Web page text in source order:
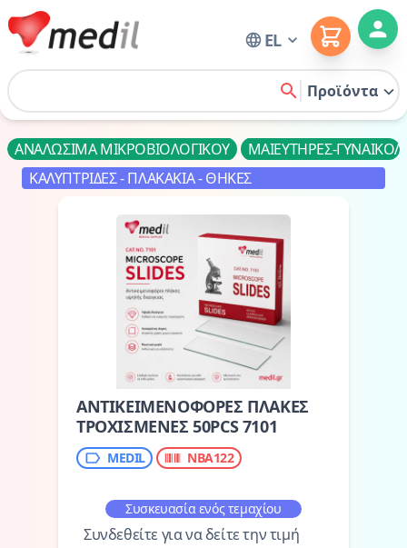
Home EL
Cart
search
Προϊόντα
ΑΝΑΛΩΣΙΜΑ ΜΙΚΡΟΒΙΟΛΟΓΙΚΟΥ
ΜΑΙΕΥΤΗΡΕΣ-
ΚΑΛΥΠΤΡΙΔΕΣ - ΠΛΑΚΑΚΙΑ - ΘΗΚΕΣ
ΑΝΤΙΚΕΙΜΕΝΟΦΟΡΕΣ ΠΛΑΚΕΣ
ΤΡΟΧΙΣΜΕΝΕΣ 50PCS 7101
MEDIL NBA122
Συσκευασία ενός τεμαχίου
Συνδεθείτε για να δείτε την τιμή